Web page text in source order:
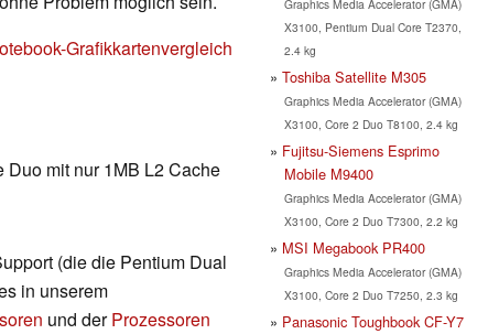
Grafikkartenvergleich
Duo mit nur 1MB L2 Cache
(die die Pentium Dual
in unserem
und derProzessoren
Graphics Media Accelerator (GMA)
X3100, Pentium Dual Core T2370,
2.4 kg
Toshiba Satellite M305
Graphics Media Accelerator (GMA)
X3100, Core 2 Duo T8100, 2.4 kg
Fujitsu-Siemens Esprimo
Mobile M9400
Graphics Media Accelerator (GMA)
X3100, Core 2 Duo T7300, 2.2 kg
MSI Megabook PR400
Graphics Media Accelerator (GMA)
X3100, Core 2 Duo T7250, 2.3 kg
Panasonic Toughbook CF-Y7